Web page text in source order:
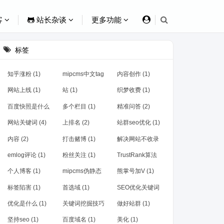
站长杂谈 更多功能
标签
知乎涨粉 (1) mipcms中文tag
(1)
内容创作 (1)
网站上线 (1) 站 (1) 织梦收费 (1)
百度快照是什么
(1)
多个栏目 (1) 精准问答 (2)
网站关键词 (4) 上排名 (2) 站群seo优化 (1)
内容 (2) 打击赌博 (1) 解决网站不收录
(1)
emlog评论 (1) 粉丝关注 (1) TrustRank算法
(1)
个人博客 (1) mipcms伪静态
(1)
熊掌号加V (1)
标签陷害 (1) 首选域 (1) SEO优化关键词
(1)
优化是什么 (1) 关键词挖掘技巧
(1)
做好站群 (1)
坚持seo (1) 百度域名 (1) 美化 (1)